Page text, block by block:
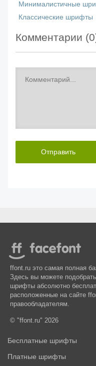
Минималистичные
Классические шрифты
Комментарии (0
Отправить
ffont.ru это самая полная
Здесь вы можете
шрифты абсолютно
расположенные на сайте
правообладателям.
© "ffont.ru" 2026
Бесплатные шрифты
Платные шрифты